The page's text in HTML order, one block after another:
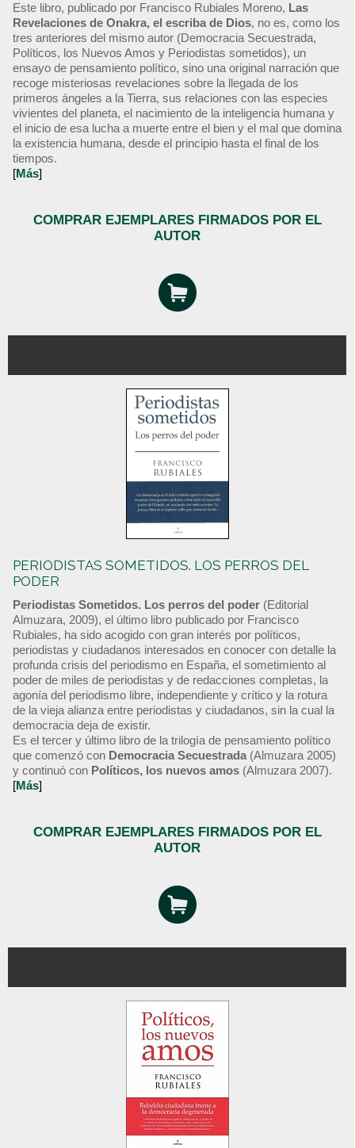
Este libro, publicado por Francisco Rubiales Moreno, Las
Revelaciones de Onakra, el escriba de Dios, no es, como los
tres anteriores del mismo autor (Democracia Secuestrada,
Políticos, los Nuevos Amos y Periodistas sometidos), un
ensayo de pensamiento político, sino una original narración que
recoge misteriosas revelaciones sobre la llegada de los
primeros ángeles a la Tierra, sus relaciones con las especies
vivientes del planeta, el nacimiento de la inteligencia humana y
el inicio de esa lucha a muerte entre el bien y el mal que domina
la existencia humana, desde el principio hasta el final de los
tiempos.
[Más]
COMPRAR EJEMPLARES FIRMADOS POR EL
AUTOR
PERIODISTAS SOMETIDOS. LOS PERROS DEL
PODER
Periodistas Sometidos. Los perros del poder (Editorial
Almuzara, 2009), el último libro publicado por Francisco
Rubiales, ha sido acogido con gran interés por políticos,
periodistas y ciudadanos interesados en conocer con detalle la
profunda crisis del periodismo en España, el sometimiento al
poder de miles de periodistas y de redacciones completas, la
agonía del periodismo libre, independiente y crítico y la rotura
de la vieja alianza entre periodistas y ciudadanos, sin la cual la
democracia deja de existir.
Es el tercer y último libro de la trilogía de pensamiento político
que comenzó con Democracia Secuestrada (Almuzara 2005)
y continuó con Políticos, los nuevos amos (Almuzara 2007).
[Más]
COMPRAR EJEMPLARES FIRMADOS POR EL
AUTOR